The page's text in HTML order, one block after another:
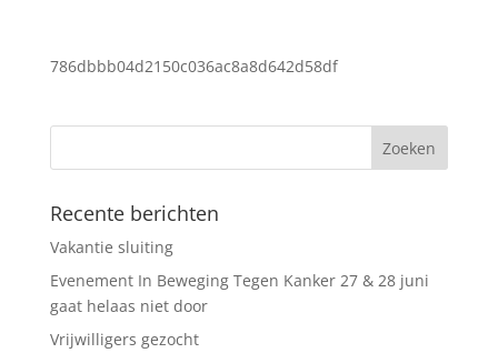
786dbbb04d2150c036ac8a8d642d58df
Recente berichten
Vakantie sluiting
Evenement In Beweging Tegen Kanker 27 & 28 juni
gaat helaas niet door
Vrijwilligers gezocht